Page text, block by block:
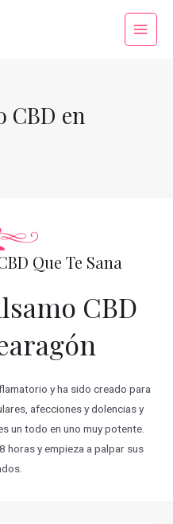
Main
CBD en
Que Te Sana
CBD
y ha sido creado para
afecciones y dolencias y
un todo en uno muy potente.
horas y empieza a palpar sus